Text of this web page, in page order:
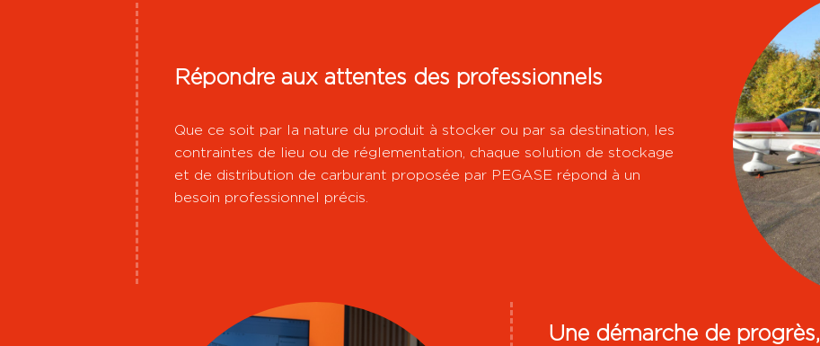
Répondre aux attentes des professionnels
Que ce soit par la nature du produit à stocker ou par sa destination, les
contraintes de lieu ou de réglementation, chaque solution de stockage
et de distribution de carburant proposée par PEGASE répond à un
besoin professionnel précis.
Une démarche de progrès,